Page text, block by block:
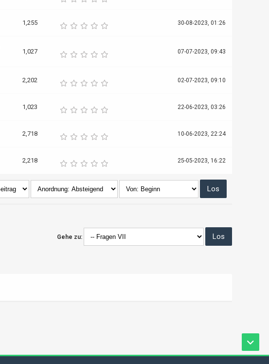
1,255 30-08-2023, 01:26
1,027 07-07-2023, 09:43
2,202 02-07-2023, 09:10
1,023 22-06-2023, 03:26
2,718 10-06-2023, 22:24
2,218 25-05-2023, 16:22
Gehe zu: